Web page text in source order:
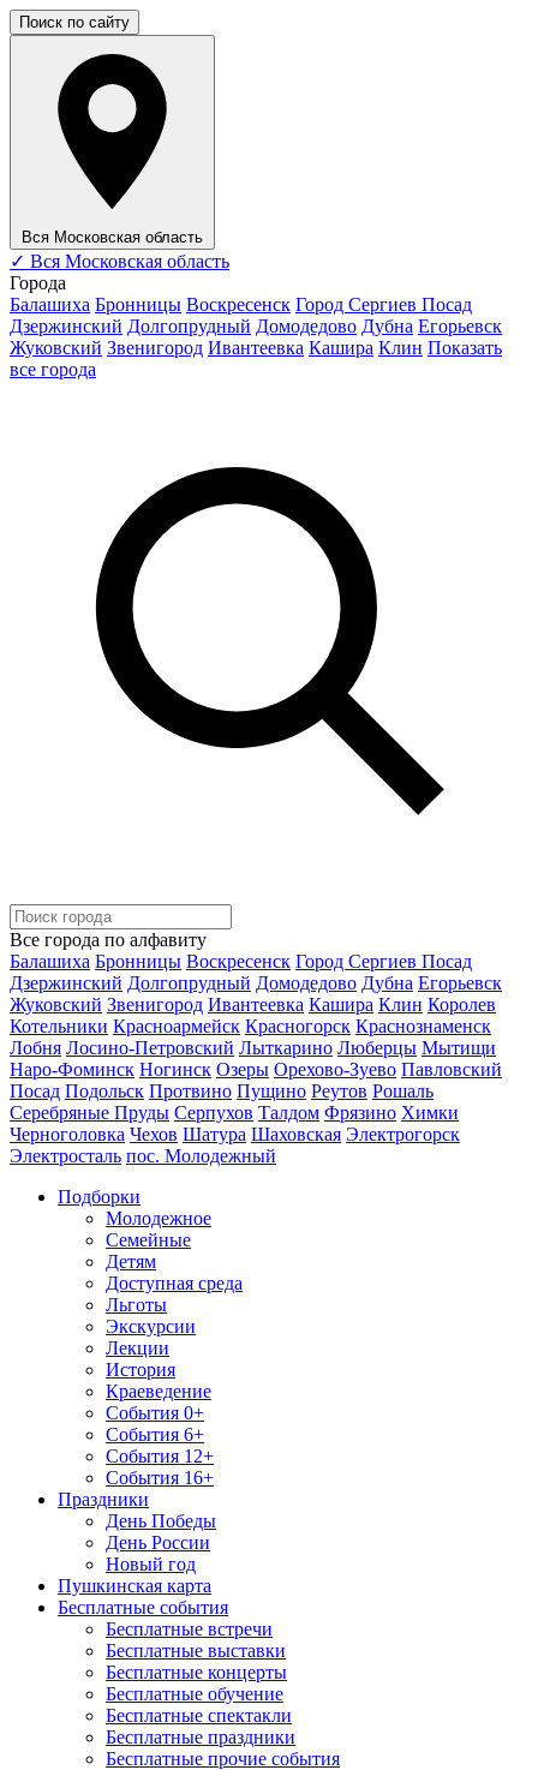
Поиск по сайту
Вся Московская область
✓ Вся Московская область
Города
Балашиха Бронницы Воскресенск Город Сергиев Посад
Дзержинский Долгопрудный Домодедово Дубна Егорьевск
Жуковский Звенигород Ивантеевка Кашира Клин Показать
все города
Все города по алфавиту
Балашиха Бронницы Воскресенск Город Сергиев Посад
Дзержинский Долгопрудный Домодедово Дубна Егорьевск
Жуковский Звенигород Ивантеевка Кашира Клин Королев
Котельники Красноармейск Красногорск Краснознаменск
Лобня Лосино-Петровский Лыткарино Люберцы Мытищи
Наро-Фоминск Ногинск Озеры Орехово-Зуево Павловский
Посад Подольск Протвино Пущино Реутов Рошаль
Серебряные Пруды Серпухов Талдом Фрязино Химки
Черноголовка Чехов Шатура Шаховская Электрогорск
Электросталь пос. Молодежный
Подборки
Молодежное
Семейные
Детям
Доступная среда
Льготы
Экскурсии
Лекции
История
Краеведение
События 0+
События 6+
События 12+
События 16+
Праздники
День Победы
День России
Новый год
Пушкинская карта
Бесплатные события
Бесплатные встречи
Бесплатные выставки
Бесплатные концерты
Бесплатные обучение
Бесплатные спектакли
Бесплатные праздники
Бесплатные прочие события